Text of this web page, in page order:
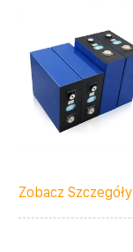
Zobacz Szczegóły